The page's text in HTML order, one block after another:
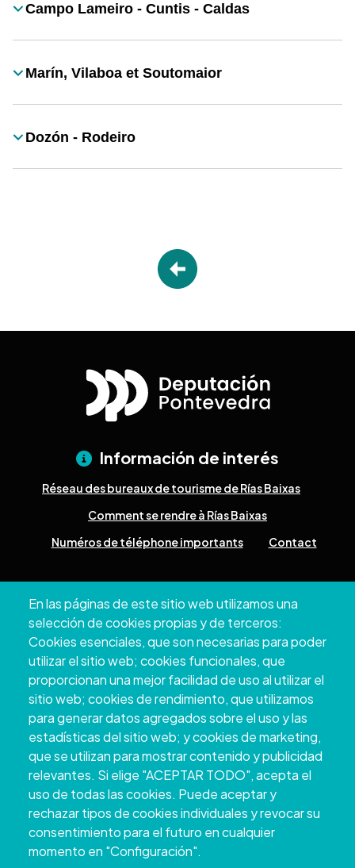
Título
Campo Lameiro - Cuntis - Caldas
Título
Marín, Vilaboa et Soutomaior
Título
Dozón - Rodeiro
En las páginas de este sitio web utilizamos una
selección de cookies propias y de terceros:
Cookies esenciales, que son necesarias para poder
utilizar el sitio web; cookies funcionales, que
proporcionan una mejor facilidad de uso al utilizar el
sitio web; cookies de rendimiento, que utilizamos
para generar datos agregados sobre el uso y las
estadísticas del sitio web; y cookies de marketing,
que se utilizan para mostrar contenido y publicidad
relevantes. Si elige "ACEPTAR TODO", acepta el
uso de todas las cookies. Puede aceptar y
rechazar tipos de cookies individuales y revocar su
consentimiento para el futuro en cualquier
momento en "Configuración".
Información de interés
Réseau des bureaux de tourisme de Rías Baixas
Comment se rendre à Rías Baixas
Numéros de téléphone importants
Contact
Pontevedra
+34 986 804 100 | +34 986 804 124
Copyright © 2026. Conseil provincial de
Pontevedra.Tous droits réservés